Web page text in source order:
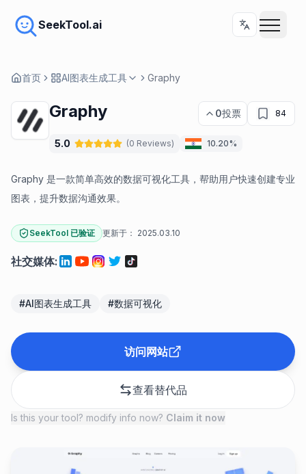
SeekTool.ai
首页 AI图表生成工具 Graphy
Graphy 0投票 84
5.0 (0 Reviews) 10.20%
Graphy 是一款简单高效的数据可视化工具，帮助用户快速创建专业
图表，提升数据沟通效果。
SeekTool 已验证 更新于： 2025.03.10
社交媒体:
#AI图表生成工具 #数据可视化
访问网站
查看替代品
Is this your tool? modify info now? Claim it now